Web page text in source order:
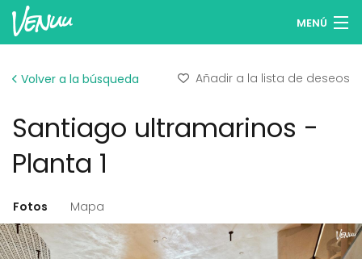
MENÚ
Iniciar sesión
Volver a la búsqueda Añadir a la lista de deseos
Santiago ultramarinos -
Planta 1
Fotos Mapa